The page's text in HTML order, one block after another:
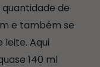
de
e também se
leite. Aqui
140 ml